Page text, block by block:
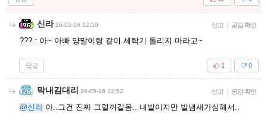
신라 26-05-16 12:50 신고 | 공감 확인
??? : 아~ 아빠 양말이랑 같이 세탁기 돌리지 마라고~
답글 0
1
막내김대리 26-05-16 12:52 신고 | 공감 확인
@신라 아..그건 진짜 그럴꺼같음.. 내발이지만 발냄새가심해서..